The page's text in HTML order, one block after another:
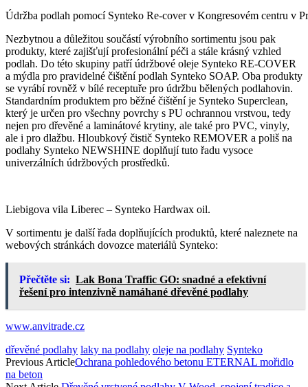
Údržba podlah pomocí Synteko Re-cover v Kongresovém centru v
Nezbytnou a důležitou součástí výrobního sortimentu jsou pak
produkty, které zajišťují profesionální péči a stále krásný vzhled
podlah. Do této skupiny patří údržbové oleje Synteko RE-COVER
a mýdla pro pravidelné čištění podlah Synteko SOAP. Oba produkty
se vyrábí rovněž v bílé receptuře pro údržbu bělených podlahovin.
Standardním produktem pro běžné čištění je Synteko Superclean,
který je určen pro všechny povrchy s PU ochrannou vrstvou, tedy
nejen pro dřevěné a laminátové krytiny, ale také pro PVC, vinyly,
ale i pro dlažbu. Hloubkový čistič Synteko REMOVER a poliš na
podlahy Synteko NEWSHINE doplňují tuto řadu vysoce
univerzálních údržbových prostředků.
Liebigova vila Liberec – Synteko Hardwax oil.
V sortimentu je další řada doplňujících produktů, které naleznete na
webových stránkách dovozce materiálů Synteko:
Přečtěte si: Lak Bona Traffic GO: snadné a efektivní
řešení pro intenzivně namáhané dřevěné podlahy
www.anvitrade.cz
dřevěné podlahy laky na podlahy oleje na podlahy Synteko
Previous ArticleOchrana pohledového betonu ETERNAL mořidlo
na beton